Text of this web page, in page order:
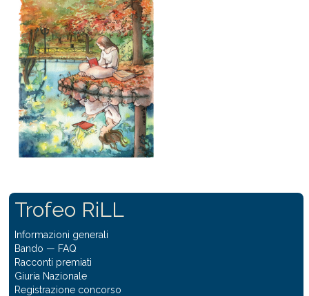
Trofeo RiLL
Informazioni generali
Bando — FAQ
Racconti premiati
Giuria Nazionale
Registrazione concorso